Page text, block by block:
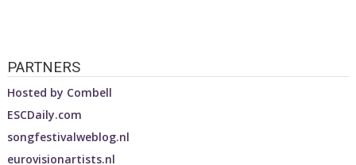
PARTNERS
Hosted by Combell
ESCDaily.com
songfestivalweblog.nl
eurovisionartists.nl